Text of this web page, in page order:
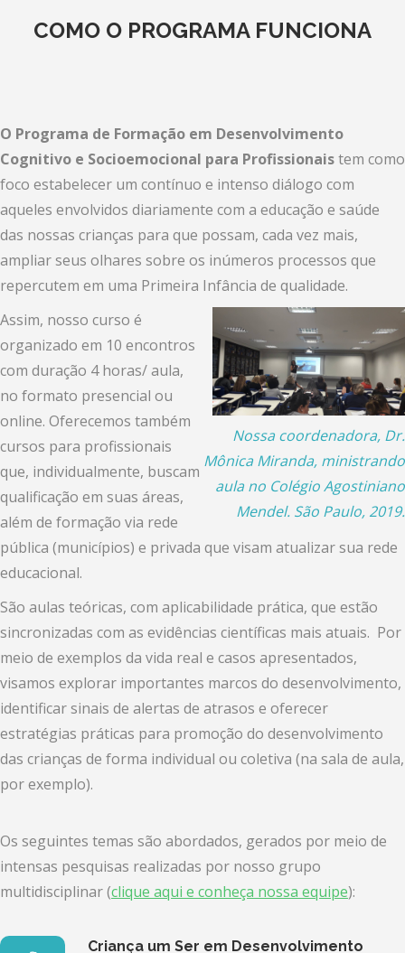
COMO O PROGRAMA FUNCIONA
O Programa de Formação em Desenvolvimento
Cognitivo e Socioemocional para Profissionaistem como
foco estabelecer um contínuo e intenso diálogo com
aqueles envolvidos diariamente com a educação e saúde
das nossas crianças para que possam, cada vez mais,
ampliar seus olhares sobre os inúmeros processos que
repercutem em uma Primeira Infância de qualidade.
Nossa coordenadora, Dr.
Mônica Miranda, ministrando
aula no Colégio Agostiniano
Mendel. São Paulo, 2019.
Assim, nosso curso é
organizado em 10 encontros
com duração 4 horas/ aula,
no formato presencial ou
online. Oferecemos também
cursos para profissionais
que, individualmente, buscam
qualificação em suas áreas,
além de formação via rede
pública (municípios) e privada que visam atualizar sua rede
educacional.
São aulas teóricas, com aplicabilidade prática, que estão
sincronizadas com as evidências científicas mais atuais. Por
meio de exemplos da vida real e casos apresentados,
visamos explorar importantes marcos do desenvolvimento,
identificar sinais de alertas de atrasos e oferecer
estratégias práticas para promoção do desenvolvimento
das crianças de forma individual ou coletiva (na sala de aula,
por exemplo).
Os seguintes temas são abordados, gerados por meio de
intensas pesquisas realizadas por nosso grupo
multidisciplinar (clique aqui e conheça nossa equipe):
Criança um Ser em Desenvolvimento